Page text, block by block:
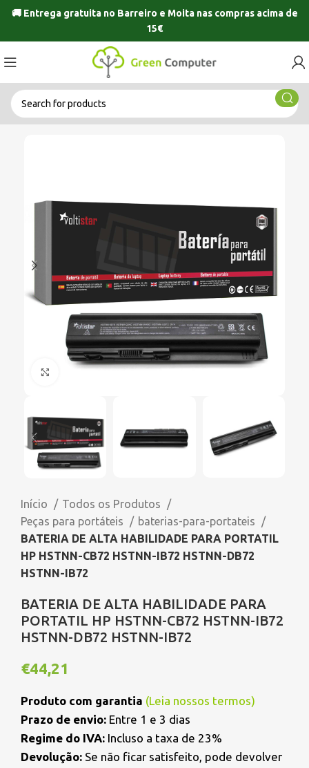
🚚 Entrega gratuita no Barreiro e Moitanas compras acima de
15€
Click to enlarge
Início
Todos os Produtos
Peças para portáteis
baterias-para-portateis
BATERIA DE ALTA HABILIDADE PARA PORTATIL
HP HSTNN-CB72 HSTNN-IB72 HSTNN-DB72
HSTNN-IB72
BATERIA DE ALTA HABILIDADE PARA
PORTATIL HP HSTNN-CB72 HSTNN-IB72
HSTNN-DB72 HSTNN-IB72
€44,21
Produto com garantia (Leia nossos termos)
Prazo de envio: Entre 1 e 3 dias
Regime do IVA: Incluso a taxa de 23%
Devolução: Se não ficar satisfeito, pode devolver